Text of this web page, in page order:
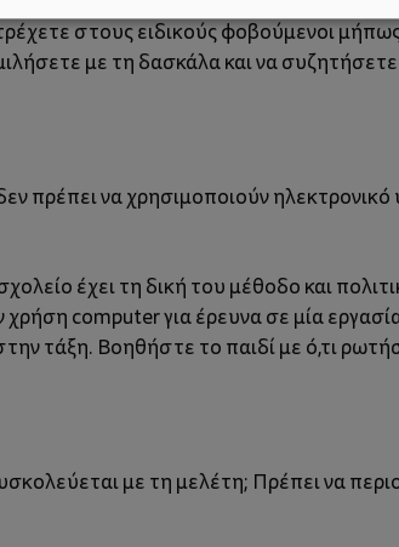
στους ειδικούς φοβούμενοι
με τη δασκάλα και να
πρέπει να χρησιμοποιούν
έχει τη δική του μέθοδο και
χρήση computer για έρευνα σε μία
τάξη. Βοηθήστε το παιδί με ό,τι
με τη μελέτη; Πρέπει να